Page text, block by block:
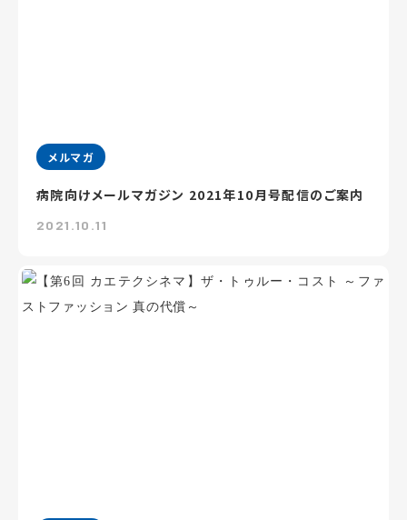
メルマガ
病院向けメールマガジン 2021年10月号配信のご案内
2021.10.11